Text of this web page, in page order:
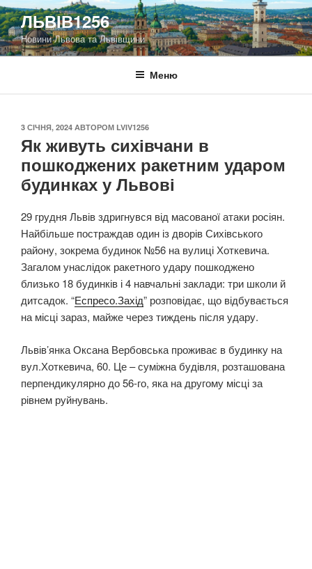
Перейти
до
вмісту
ЛЬВІВ1256
Новини Львова та Львівщини
Меню
ОПУБЛІКОВАНО
3 СІЧНЯ, 2024 АВТОРОМ LVIV1256
Як живуть сихівчани в
пошкоджених ракетним ударом
будинках у Львові
29 грудня Львів здригнувся від масованої атаки росіян.
Найбільше постраждав один із дворів Сихівського
району, зокрема будинок №56 на вулиці Хоткевича.
Загалом унаслідок ракетного удару пошкоджено
близько 18 будинків і 4 навчальні заклади: три школи й
дитсадок. “Еспресо.Захід” розповідає, що відбувається
на місці зараз, майже через тиждень після удару.
Львів’янка Оксана Вербовська проживає в будинку на
вул.Хоткевича, 60. Це – суміжна будівля, розташована
перпендикулярно до 56-го, яка на другому місці за
рівнем руйнувань.